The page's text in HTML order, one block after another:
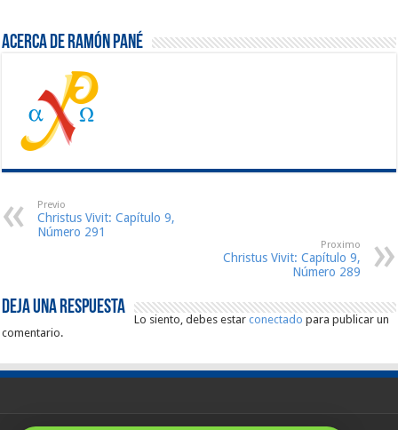
Acerca de Ramón Pané
Previo
Christus Vivit: Capítulo 9,
Número 291
Proximo
Christus Vivit: Capítulo 9,
Número 289
Deja una respuesta
Lo siento, debes estarconectado para publicar un
comentario.